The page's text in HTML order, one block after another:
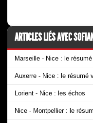
ARTICLES LIÉS AVEC
Marseille - Nice : le
Auxerre - Nice : le résumé
Lorient - Nice : les échos
Nice - Montpellier : le